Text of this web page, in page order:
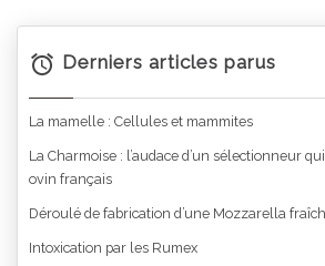
Derniers articles parus
La mamelle : Cellules et mammites
La Charmoise : l’audace d’un sélectionneur
ovin français
Déroulé de fabrication d’une Mozzarella
Intoxication par les Rumex